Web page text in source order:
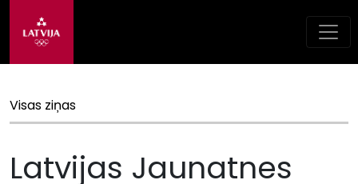
Visas ziņas
Latvijas Jaunatnes